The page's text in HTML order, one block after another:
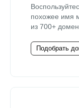
похожее имя
из 700+
Подобрать